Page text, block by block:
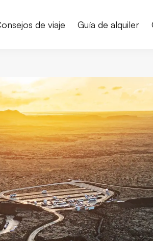
de viaje Guía de alquiler